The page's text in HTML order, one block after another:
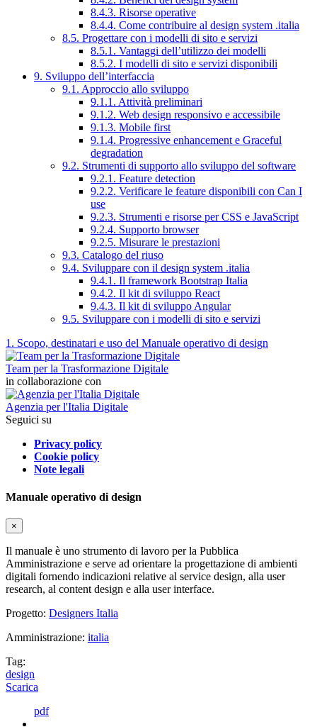
8.4.3. Risorse operative
8.4.4. Come contribuire al design system .italia
8.5. Progettare con i modelli di sito e servizi
8.5.1. Vantaggi dell’utilizzo dei modelli
8.5.2. I modelli di sito e servizi disponibili
9. Sviluppo dell’interfaccia
9.1. Approccio allo sviluppo
9.1.1. Attività preliminari
9.1.2. Web design responsivo e accessibile
9.1.3. Mobile first
9.1.4. Progressive enhancement e Graceful
degradation
9.2. Strumenti di supporto allo sviluppo del software
9.2.1. Feature detection
9.2.2. Verificare le feature disponibili con Can I
use
9.2.3. Strumenti e risorse per CSS e JavaScript
9.2.4. Supporto browser
9.2.5. Misurare le prestazioni
9.3. Catalogo del riuso
9.4. Sviluppare con il design system .italia
9.4.1. Il framework Bootstrap Italia
9.4.2. Il kit di sviluppo React
9.4.3. Il kit di sviluppo Angular
9.5. Sviluppare con i modelli di sito e servizi
1. Scopo, destinatari e uso del Manuale operativo di design
Team per la Trasformazione Digitale
in collaborazione con
Agenzia per l'Italia Digitale
Seguici su
Privacy policy
Cookie policy
Note legali
Manuale operativo di design
×
Il manuale è uno strumento di lavoro per la Pubblica
Amministrazione e serve ad orientare la progettazione di ambienti
digitali fornendo indicazioni relative al service design, alla user
research, al content design e alla user interface.
Progetto: Designers Italia
Amministrazione: italia
Tag:
design
Scarica
pdf